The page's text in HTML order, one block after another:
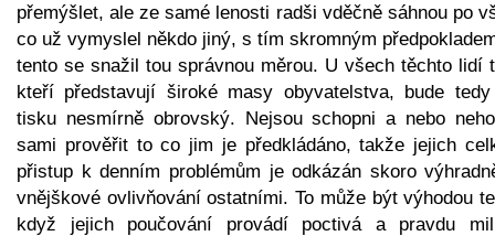
přemýšlet, ale ze samé lenosti radši vděčně sáhnou po
co už vymyslel někdo jiný, s tím skromným
tento se snažil tou správnou měrou. U všech těchto lidí
kteří představují široké masy obyvatelstva, bude
tisku nesmírně obrovský. Nejsou schopni a nebo
sami prověřit to co jim je předkládáno, takže jejich
přistup k denním problémům je odkázán skoro
vnějškové ovlivňování ostatními. To může být výhodou
když jejich poučování provádí poctivá a pravdu